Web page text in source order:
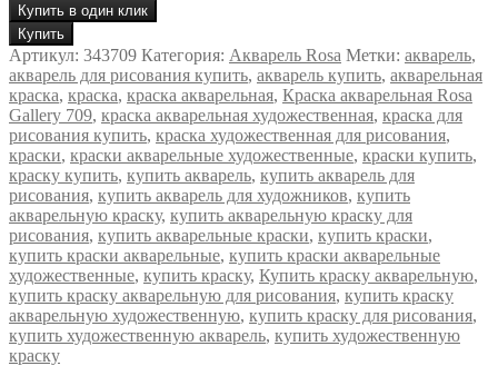
Купить в один клик
Количество
товара
Фарба
акварельна
ROSA
Gallery
2,5
мл
Маджента
рожева
709
Купить
Артикул: 343709 Категория: Акварель Rosa Метки: акварель,
акварель для рисования купить, акварель купить, акварельная
краска, краска, краска акварельная, Краска акварельная Rosa
Gallery 709, краска акварельная художественная, краска для
рисования купить, краска художественная для рисования,
краски, краски акварельные художественные, краски купить,
краску купить, купить акварель, купить акварель для
рисования, купить акварель для художников, купить
акварельную краску, купить акварельную краску для
рисования, купить акварельные краски, купить краски,
купить краски акварельные, купить краски акварельные
художественные, купить краску, Купить краску акварельную,
купить краску акварельную для рисования, купить краску
акварельную художественную, купить краску для рисования,
купить художественную акварель, купить художественную
краску